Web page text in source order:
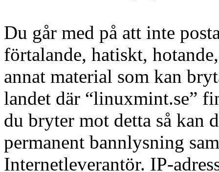
Du går med på att inte
förtalande, hatiskt,
annat material som kan
landet där “linuxmint.se”
du bryter mot detta så kan
permanent bannlysning
Internetleverantör. IP-